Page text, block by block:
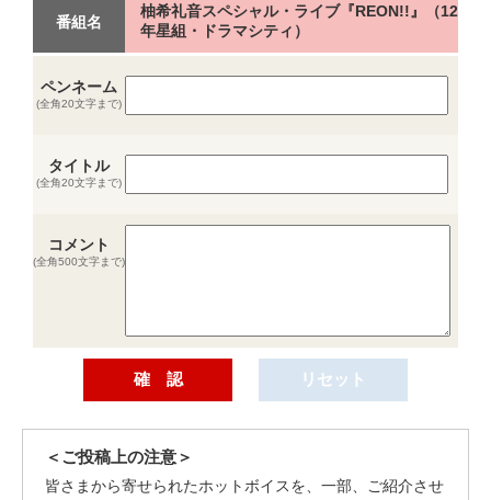
番組名
柚希礼音スペシャル・ライブ『REON!!』（12
年星組・ドラマシティ）
ペンネーム
(全角20文字まで)
タイトル
(全角20文字まで)
コメント
(全角500文字まで)
＜ご投稿上の注意＞
皆さまから寄せられたホットボイスを、一部、ご紹介させ